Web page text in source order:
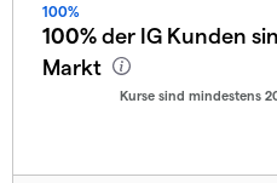
100%
100%der IG Kunden
Markt
Kurse sind mindestens